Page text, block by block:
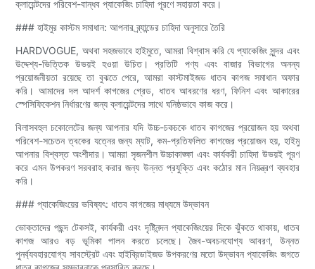
ক্লায়েন্টদের পরিবেশ-বান্ধব প্যাকেজিং চাহিদা পূরণে সহায়তা করে।
### হাইমুর কাস্টম সমাধান: আপনার ব্র্যান্ডের চাহিদা অনুসারে তৈরি
HARDVOGUE, অথবা সহজভাবে হাইমুতে, আমরা বিশ্বাস করি যে প্যাকেজিং সুন্দর এবং
উদ্দেশ্য-ভিত্তিক উভয়ই হওয়া উচিত। প্রতিটি পণ্য এবং বাজার বিভাগের অনন্য
প্রয়োজনীয়তা রয়েছে তা বুঝতে পেরে, আমরা কাস্টমাইজড ধাতব কাগজ সমাধান অফার
করি। আমাদের দল আদর্শ কাগজের গ্রেড, ধাতব আবরণের ধরণ, ফিনিশ এবং আকারের
স্পেসিফিকেশন নির্ধারণের জন্য ক্লায়েন্টদের সাথে ঘনিষ্ঠভাবে কাজ করে।
বিলাসবহুল চকোলেটের জন্য আপনার যদি উচ্চ-চকচকে ধাতব কাগজের প্রয়োজন হয় অথবা
পরিবেশ-সচেতন ত্বকের যত্নের জন্য ম্যাট, কম-প্রতিফলিত কাগজের প্রয়োজন হয়, হাইমু
আপনার বিশ্বস্ত অংশীদার। আমরা সৃজনশীল উচ্চাকাঙ্ক্ষা এবং কার্যকরী চাহিদা উভয়ই পূরণ
করে এমন উপকরণ সরবরাহ করার জন্য উন্নত প্রযুক্তি এবং কঠোর মান নিয়ন্ত্রণ ব্যবহার
করি।
### প্যাকেজিংয়ের ভবিষ্যৎ: ধাতব কাগজের মাধ্যমে উদ্ভাবন
ভোক্তাদের পছন্দ টেকসই, কার্যকরী এবং দৃষ্টিনন্দন প্যাকেজিংয়ের দিকে ঝুঁকতে থাকায়, ধাতব
কাগজ আরও বড় ভূমিকা পালন করতে চলেছে। জৈব-অবচনযোগ্য আবরণ, উন্নত
পুনর্ব্যবহারযোগ্য সাবস্ট্রেট এবং হাইব্রিডাইজড উপকরণের মতো উদ্ভাবন প্যাকেজিং জগতে